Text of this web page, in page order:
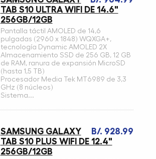
TAB S10 ULTRA WIFI DE 14.6"
256GB/12GB
Pantalla táctil AMOLED de 14,6
pulgadas (2960 x 1848) WQXGA+,
tecnología Dynamic AMOLED 2X
Almacenamiento SSD de 256 GB, 12 GB
de RAM, ranura de expansión MicroSD
(hasta 1,5 TB)
Procesador Media Tek MT6989 de 3,3
GHz (8 núcleos)
Sistema...
B/. 928.99
SAMSUNG GALAXY
TAB S10 PLUS WIFI DE 12.4"
256GB/12GB